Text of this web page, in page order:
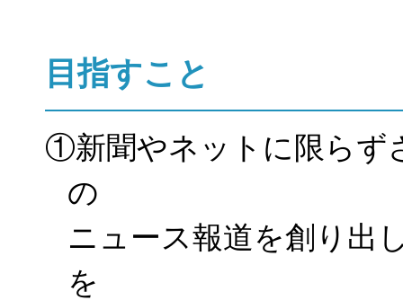
目指すこと
①新聞やネットに限らず
の
ニュース報道を創り出
を